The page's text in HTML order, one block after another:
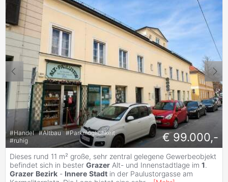
#Handel #Altbau #Parkmöglichkeit
#ruhig € 99.000,-
Dieses rund 11 m² große, sehr zentral gelegene Gewerbeobjekt
befindet sich in bester Grazer Alt- und Innenstadtlage im 1.
Grazer Bezirk - Innere Stadt in der Paulustorgasse am